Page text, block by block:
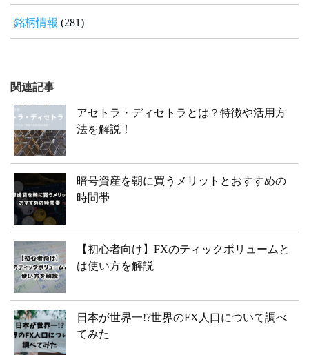
銘柄情報 (281)
関連記事
アセトラ・ディセトラとは？特徴や活用方
法を解説！
暗号資産を朝に買うメリットとおすすめの
時間帯
【初心者向け】FXのティックボリュームと
は使い方を解説
日本が世界一!?世界のFX人口について調べ
てみた